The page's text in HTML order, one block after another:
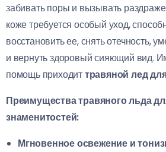
забивать поры и вызывать
коже требуется особый уход,
восстановить ее, снять отечность,
и вернуть здоровый сияющий вид.
помощь приходиттравяной лед
Преимущества травяного льда
знаменитостей:
Мгновенное освежение и